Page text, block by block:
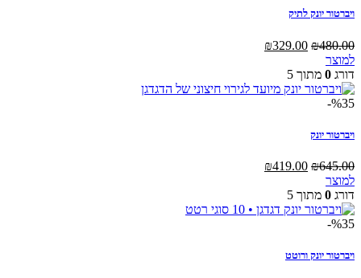
ויברטור יונק לתיק
₪480.00
המחיר
היה:
₪480.00.
₪329.00
₪329.00.
למוצר
דורג 0 מתוך 5
%35-
ויברטור יונק
₪645.00
המחיר
היה:
₪645.00.
₪419.00
₪419.00.
למוצר
דורג 0 מתוך 5
%35-
ויברטור יונק ורוטט